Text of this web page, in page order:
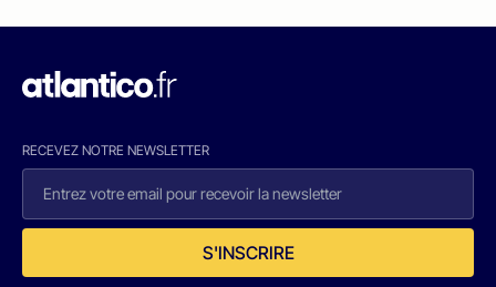
RECEVEZ NOTRE NEWSLETTER
S'INSCRIRE